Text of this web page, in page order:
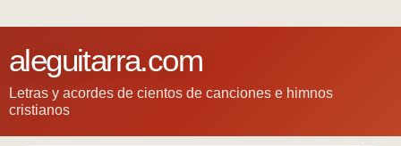
aleguitarra.com
Letras y acordes de cientos de canciones e himnos
cristianos